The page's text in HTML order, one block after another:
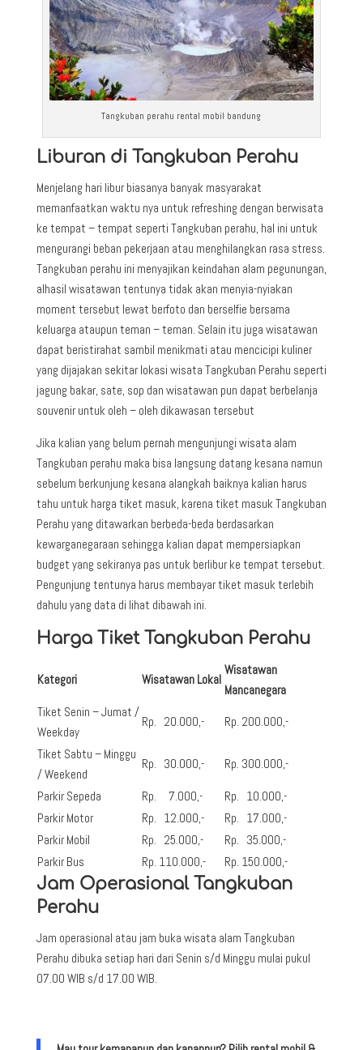
Tangkuban perahu rental mobil bandung
Liburan di Tangkuban Perahu
Menjelang hari libur biasanya banyak masyarakat
memanfaatkan waktu nya untuk refreshing dengan berwisata
ke tempat – tempat seperti Tangkuban perahu, hal ini untuk
mengurangi beban pekerjaan atau menghilangkan rasa stress.
Tangkuban perahu ini menyajikan keindahan alam pegunungan,
alhasil wisatawan tentunya tidak akan menyia-nyiakan
moment tersebut lewat berfoto dan berselfie bersama
keluarga ataupun teman – teman. Selain itu juga wisatawan
dapat beristirahat sambil menikmati atau mencicipi kuliner
yang dijajakan sekitar lokasi wisata Tangkuban Perahu seperti
jagung bakar, sate, sop dan wisatawan pun dapat berbelanja
souvenir untuk oleh – oleh dikawasan tersebut
Jika kalian yang belum pernah mengunjungi wisata alam
Tangkuban perahu maka bisa langsung datang kesana namun
sebelum berkunjung kesana alangkah baiknya kalian harus
tahu untuk harga tiket masuk, karena tiket masuk Tangkuban
Perahu yang ditawarkan berbeda-beda berdasarkan
kewarganegaraan sehingga kalian dapat mempersiapkan
budget yang sekiranya pas untuk berlibur ke tempat tersebut.
Pengunjung tentunya harus membayar tiket masuk terlebih
dahulu yang data di lihat dibawah ini.
Harga Tiket Tangkuban Perahu
Kategori Wisatawan Lokal
Wisatawan
Mancanegara
Tiket Senin – Jumat /
Weekday
Rp. 20.000,- Rp. 200.000,-
Tiket Sabtu – Minggu
/ Weekend
Rp. 30.000,- Rp. 300.000,-
Parkir Sepeda Rp. 7.000,-
Rp. 10.000,-
Parkir Motor
Rp. 12.000,-
Rp. 17.000,-
Parkir Mobil
Rp. 25.000,-
Rp. 35.000,-
Parkir Bus
Rp. 110.000,- Rp. 150.000,-
Jam Operasional Tangkuban
Perahu
Jam operasional atau jam buka wisata alam Tangkuban
Perahu dibuka setiap hari dari Senin s/d Minggu mulai pukul
07.00 WIB s/d 17.00 WIB.